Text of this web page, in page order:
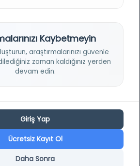
Analizi
Çevirisi
Görüntü İyileştirilmesi
Kaybetmeyin
araştırmalarınızı güvenle
zaman kaldığınız yerden
devam edin.
Giriş Yap
Ücretsiz Kayıt Ol
Daha Sonra